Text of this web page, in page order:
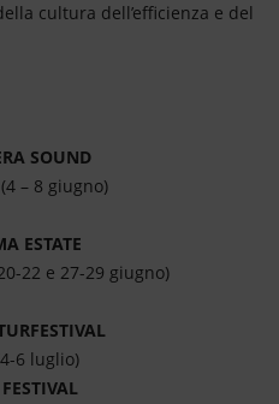
cultura dell’efficienza e del
SOUND
– 8 giugno)
ESTATE
22 e 27-29 giugno)
6 luglio)